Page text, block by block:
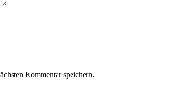
Kommentar speichern.